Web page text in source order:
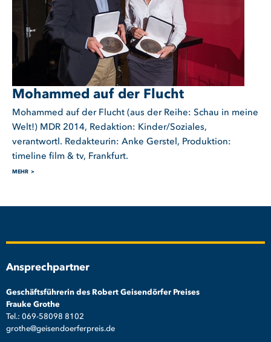
Mohammed auf der Flucht
Mohammed auf der Flucht (aus der Reihe: Schau in meine
Welt!) MDR 2014, Redaktion: Kinder/Soziales,
verantwortl. Redakteurin: Anke Gerstel, Produktion:
timeline film & tv, Frankfurt.
MEHR
Ansprechpartner
Geschäftsführerin des Robert Geisendörfer Preises
Frauke Grothe
Tel.: 069-58098 8102
grothe@geisendoerferpreis.de